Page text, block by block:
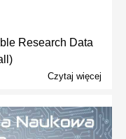
Research Data
Czytaj więcej